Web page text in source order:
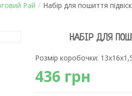
Рай / Набір для пошиття
НАБІР ДЛЯ
Розмір коробочки:
436 грн